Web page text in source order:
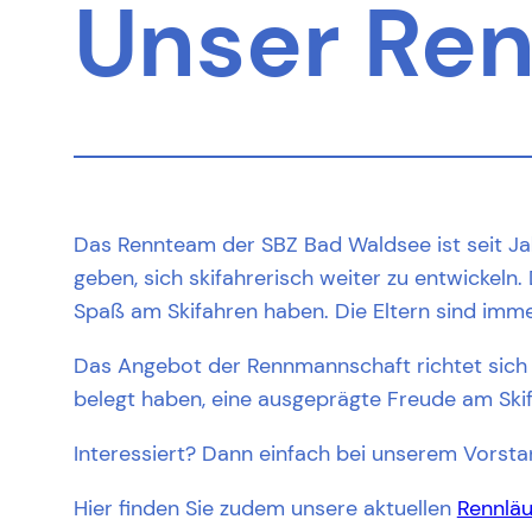
Unser
Das Rennteam der SBZ Bad Waldsee ist seit
geben, sich skifahrerisch weiter zu
Spaß am Skifahren haben. Die Eltern sind
Das Angebot der Rennmannschaft richtet
belegt haben, eine ausgeprägte Freude am
Interessiert? Dann einfach bei unserem
Hier finden Sie zudem unsere aktuellen